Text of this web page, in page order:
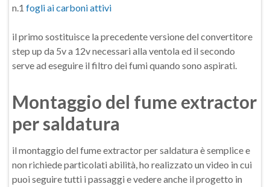
n.1 fogli ai carboni attivi
il primo sostituisce la precedente versione del convertitore
step up da 5v a 12v necessari alla ventola ed il secondo
serve ad eseguire il filtro dei fumi quando sono aspirati.
Montaggio del fume extractor
per saldatura
il montaggio del fume extractor per saldatura è semplice e
non richiede particolati abilità, ho realizzato un video in cui
puoi seguire tutti i passaggi e vedere anche il progetto in